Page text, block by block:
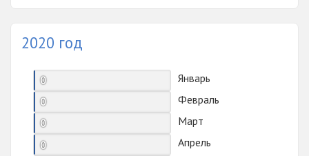
2020 год
0
Январь
0
Февраль
0
Март
0
Апрель